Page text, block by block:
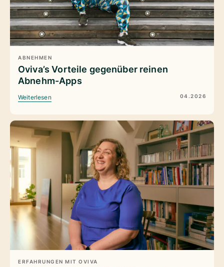
ABNEHMEN
Oviva’s Vorteile gegenüber reinen
Abnehm-Apps
Weiterlesen 04.2026
ERFAHRUNGEN MIT OVIVA